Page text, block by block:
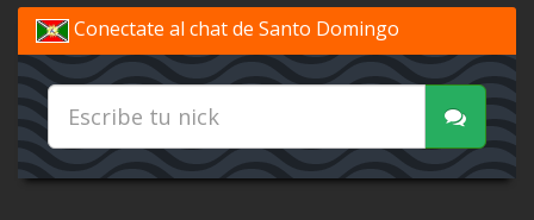
Conectate al chat de Santo Domingo